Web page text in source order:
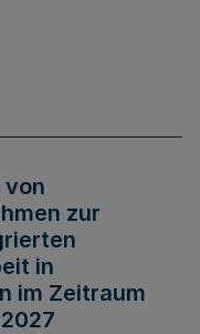
von
zur
in
im Zeitraum